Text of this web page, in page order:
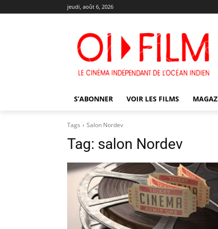
jeudi, août 6, 2026
S’ABONNER VOIR LES FILMS
Tags Salon Nordev
Tag: salon Nordev